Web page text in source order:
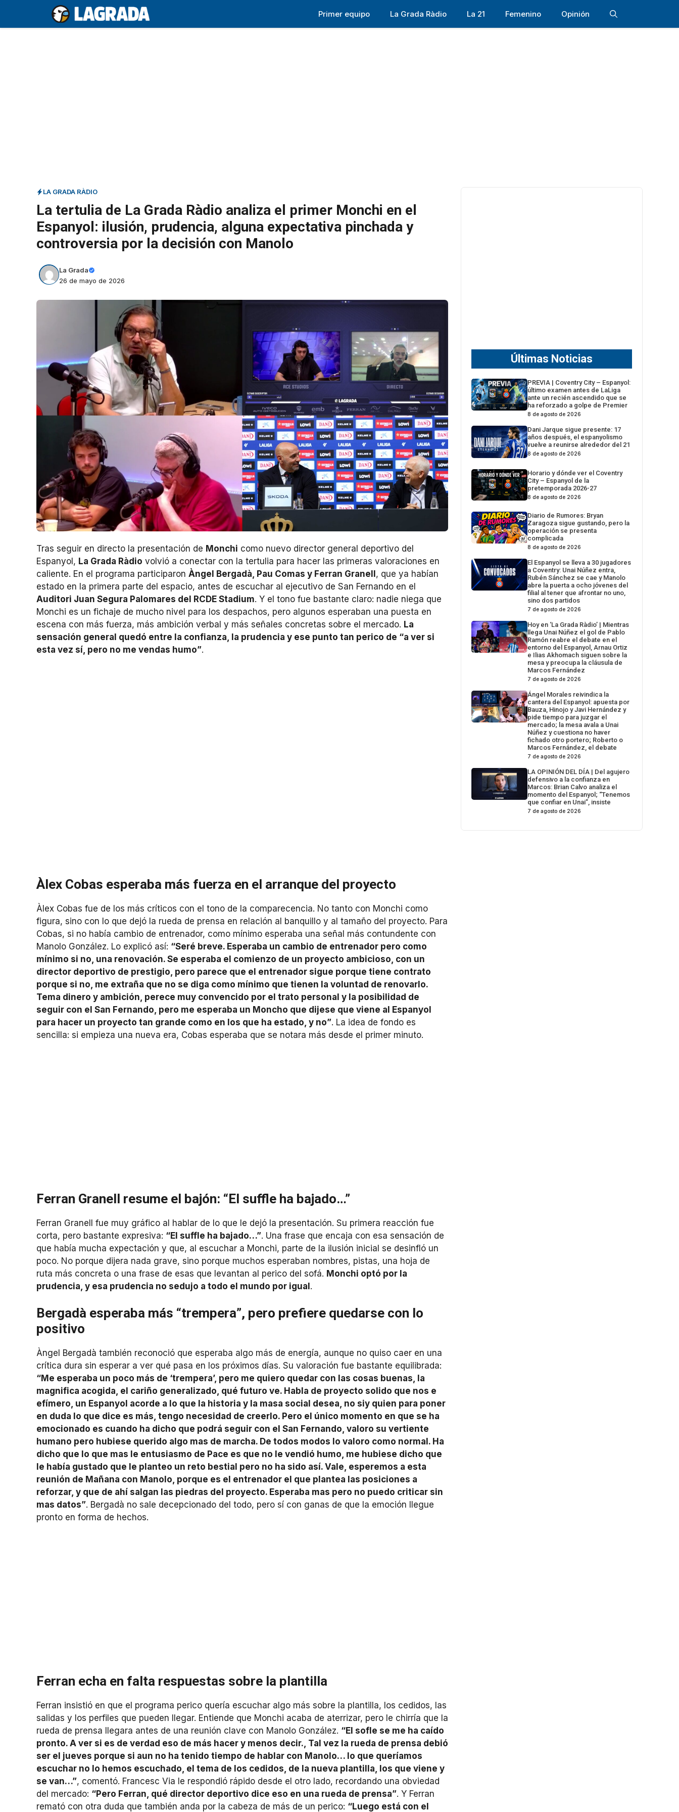
contenido
Primer equipo La Grada Ràdio La 21 Femenino Opinión
LA GRADA RÀDIO
La tertulia de La Grada Ràdio analiza el primer Monchi en el
Espanyol: ilusión, prudencia, alguna expectativa pinchada y
controversia por la decisión con Manolo
La Grada
26 de mayo de 2026
Tras seguir en directo la presentación de Monchi como nuevo director general deportivo del
Espanyol, La Grada Ràdio volvió a conectar con la tertulia para hacer las primeras valoraciones en
caliente. En el programa participaron Àngel Bergadà, Pau Comas y Ferran Granell , que ya habían
estado en la primera parte del espacio, antes de escuchar al ejecutivo de San Fernando en el
Auditori Juan Segura Palomares del RCDE Stadium. Y el tono fue bastante claro: nadie niega que
Monchi es un fichaje de mucho nivel para los despachos, pero algunos esperaban una puesta en
escena con más fuerza, más ambición verbal y más señales concretas sobre el mercado. La
sensación general quedó entre la confianza, la prudencia y ese punto tan perico de “a ver si
esta vez sí, pero no me vendas humo”.
Àlex Cobas esperaba más fuerza en el arranque del proyecto
Àlex Cobas fue de los más críticos con el tono de la comparecencia. No tanto con Monchi como
figura, sino con lo que dejó la rueda de prensa en relación al banquillo y al tamaño del proyecto. Para
Cobas, si no había cambio de entrenador, como mínimo esperaba una señal más contundente con
Manolo González. Lo explicó así: “Seré breve. Esperaba un cambio de entrenador pero como
mínimo si no, una renovación. Se esperaba el comienzo de un proyecto ambicioso, con un
director deportivo de prestigio, pero parece que el entrenador sigue porque tiene contrato
porque si no, me extraña que no se diga como mínimo que tienen la voluntad de renovarlo.
Tema dinero y ambición, perece muy convencido por el trato personal y la posibilidad de
seguir con el San Fernando, pero me esperaba un Moncho que dijese que viene al Espanyol
para hacer un proyecto tan grande como en los que ha estado, y no”. La idea de fondo es
sencilla: si empieza una nueva era, Cobas esperaba que se notara más desde el primer minuto.
Ferran Granell resume el bajón: “El suffle ha bajado…”
Ferran Granell fue muy gráfico al hablar de lo que le dejó la presentación. Su primera reacción fue
corta, pero bastante expresiva: “El suffle ha bajado…”. Una frase que encaja con esa sensación de
que había mucha expectación y que, al escuchar a Monchi, parte de la ilusión inicial se desinfló un
poco. No porque dijera nada grave, sino porque muchos esperaban nombres, pistas, una hoja de
ruta más concreta o una frase de esas que levantan al perico del sofá. Monchi optó por la
prudencia, y esa prudencia no sedujo a todo el mundo por igual.
Bergadà esperaba más “trempera”, pero prefiere quedarse con lo
positivo
Àngel Bergadà también reconoció que esperaba algo más de energía, aunque no quiso caer en una
crítica dura sin esperar a ver qué pasa en los próximos días. Su valoración fue bastante equilibrada:
“Me esperaba un poco más de ‘trempera’, pero me quiero quedar con las cosas buenas, la
magnifica acogida, el cariño generalizado, qué futuro ve. Habla de proyecto solido que nos e
efímero, un Espanyol acorde a lo que la historia y la masa social desea, no siy quien para poner
en duda lo que dice es más, tengo necesidad de creerlo. Pero el único momento en que se ha
emocionado es cuando ha dicho que podrá seguir con el San Fernando, valoro su vertiente
humano pero hubiese querido algo mas de marcha. De todos modos lo valoro como normal. Ha
dicho que lo que mas le entusiasmo de Pace es que no le vendió humo, me hubiese dicho que
le había gustado que le planteo un reto bestial pero no ha sido así. Vale, esperemos a esta
reunión de Mañana con Manolo, porque es el entrenador el que plantea las posiciones a
reforzar, y que de ahí salgan las piedras del proyecto. Esperaba mas pero no puedo criticar sin
mas datos”. Bergadà no sale decepcionado del todo, pero sí con ganas de que la emoción llegue
pronto en forma de hechos.
Ferran echa en falta respuestas sobre la plantilla
Ferran insistió en que el programa perico quería escuchar algo más sobre la plantilla, los cedidos, las
salidas y los perfiles que pueden llegar. Entiende que Monchi acaba de aterrizar, pero le chirría que la
rueda de prensa llegara antes de una reunión clave con Manolo González. “El sofle se me ha caído
pronto. A ver si es de verdad eso de más hacer y menos decir., Tal vez la rueda de prensa debió
ser el jueves porque si aun no ha tenido tiempo de hablar con Manolo… lo que queríamos
escuchar no lo hemos escuchado, el tema de los cedidos, de la nueva plantilla, los que viene y
se van…”, comentó. Francesc Via le respondió rápido desde el otro lado, recordando una obviedad
del mercado: “Pero Ferran, qué director deportivo dice eso en una rueda de prensa”. Y Ferran
remató con otra duda que también anda por la cabeza de más de un perico: “Luego está con el
Últimas Noticias
PREVIA | Coventry City – Espanyol:
último examen antes de LaLiga
ante un recién ascendido que se
ha reforzado a golpe de Premier
8 de agosto de 2026
Dani Jarque sigue presente: 17
años después, el espanyolismo
vuelve a reunirse alrededor del 21
8 de agosto de 2026
Horario y dónde ver el Coventry
City – Espanyol de la
pretemporada 2026-27
8 de agosto de 2026
Diario de Rumores: Bryan
Zaragoza sigue gustando, pero la
operación se presenta
complicada
8 de agosto de 2026
El Espanyol se lleva a 30 jugadores
a Coventry: Unai Núñez entra,
Rubén Sánchez se cae y Manolo
abre la puerta a ocho jóvenes del
filial al tener que afrontar no uno,
sino dos partidos
7 de agosto de 2026
Hoy en ‘La Grada Ràdio’ | Mientras
llega Unai Núñez el gol de Pablo
Ramón reabre el debate en el
entorno del Espanyol, Arnau Ortiz
e Ilias Akhomach siguen sobre la
mesa y preocupa la cláusula de
Marcos Fernández
7 de agosto de 2026
Ángel Morales reivindica la
cantera del Espanyol: apuesta por
Bauza, Hinojo y Javi Hernández y
pide tiempo para juzgar el
mercado; la mesa avala a Unai
Núñez y cuestiona no haver
fichado otro portero; Roberto o
Marcos Fernández, el debate
7 de agosto de 2026
LA OPINIÓN DEL DÍA | Del agujero
defensivo a la confianza en
Marcos: Brian Calvo analiza el
momento del Espanyol; “Tenemos
que confiar en Unai”, insiste
7 de agosto de 2026